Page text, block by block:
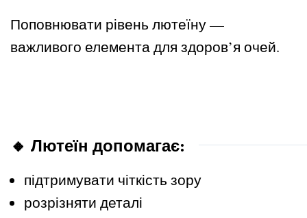
Поповнювати рівень лютеїну —
важливого елемента для здоров’я очей.
🔸 Лютеїн допомагає:
підтримувати чіткість зору
розрізняти деталі